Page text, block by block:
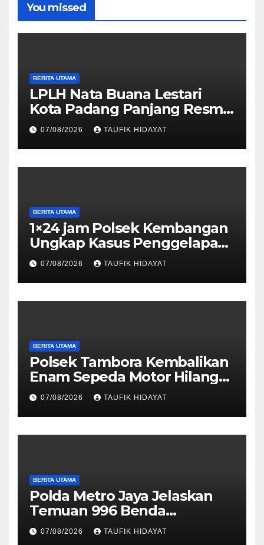
You missed
BERITA UTAMA
LPLH Nata Buana Lestari
Kota Padang Panjang Resmi
Dilantik, Diharapkan Perkuat
Sinergi Pelestarian
Lingkungan
07/08/2026 TAUFIK HIDAYAT
BERITA UTAMA
1×24 jam Polsek Kembangan
Ungkap Kasus Penggelapan
Motor Bermodus Kenalan di
Aplikasi Kencan, Pelaku
Dibekuk di Ciputat
07/08/2026 TAUFIK HIDAYAT
BERITA UTAMA
Polsek Tambora Kembalikan
Enam Sepeda Motor Hilang
kepada Pemilik, Wujud Nyata
Pelayanan Presisi Polri
07/08/2026 TAUFIK HIDAYAT
BERITA UTAMA
Polda Metro Jaya Jelaskan
Temuan 996 Benda
Menyerupai Senjata di
Yayasan Jaksel
07/08/2026 TAUFIK HIDAYAT